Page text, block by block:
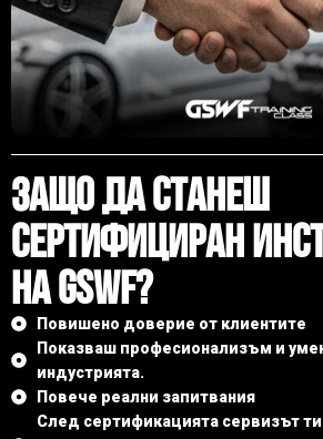
Защо Да Станеш
Сертифициран
На GSWF?
Повишено доверие от клиентите
Показваш професионализъм и
индустрията.
Повече реални запитвания
След сертификацията сервизът